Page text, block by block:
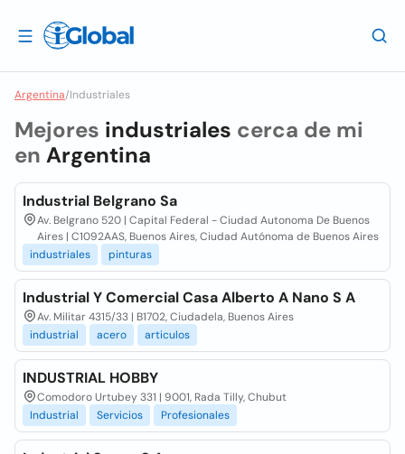
Argentina/Industriales
Mejores industriales cerca de mi
en Argentina
Industrial Belgrano Sa
Av. Belgrano 520 | Capital Federal - Ciudad Autonoma De Buenos
Aires | C1092AAS, Buenos Aires, Ciudad Autónoma de Buenos Aires
industriales
pinturas
Industrial Y Comercial Casa Alberto A Nano S A
Av. Militar 4315/33 | B1702, Ciudadela, Buenos Aires
industrial
acero articulos
INDUSTRIAL HOBBY
Comodoro Urtubey 331 | 9001, Rada Tilly, Chubut
Industrial
Servicios Profesionales